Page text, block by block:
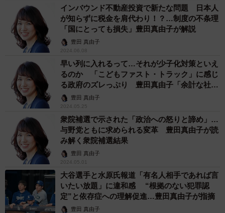
インバウンド不動産投資で新たな問題 日本人
が知らずに税金を肩代わり！？…制度の不条理
「国にとっても損失」豊田真由子が解説
豊田 真由子
2024.06.08
早い列に入れるって…それが少子化対策といえ
るのか 「こどもファスト・トラック」に感じ
る政府のズレっぷり 豊田真由子「余計な社会
の分断招く」
豊田 真由子
2024.05.25
衆院補選で示された「政治への怒りと諦め」…
与野党ともに求められる変革 豊田真由子が読
み解く衆院補選結果
豊田 真由子
2024.05.01
大谷選手と水原氏報道「有名人相手であれば言
いたい放題」に違和感 “根拠のない犯罪認
定”と依存症への理解促進…豊田真由子が指摘
豊田 真由子